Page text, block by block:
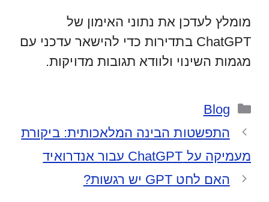
מומלץ לעדכן את נתוני האימון של
ChatGPT בתדירות כדי להישאר עדכני עם
מגמות השינוי ולוודא תגובות מדויקות.
קטגוריות
Blog
התפשטות הבינה המלאכותית: ביקורת
מעמיקה על ChatGPT עבור אנדרואיד
האם לחט GPT יש רגשות?